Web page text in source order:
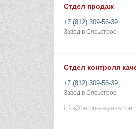
Отдел продаж
+7 (812) 309-56-39
Завод в Сясьстрое
Отдел контроля
+7 (812) 309-56-39
Завод в Сясьстрое
info@beton-v-